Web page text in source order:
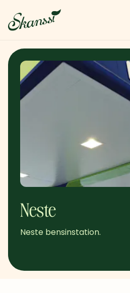
Neste
Neste bensinstation.